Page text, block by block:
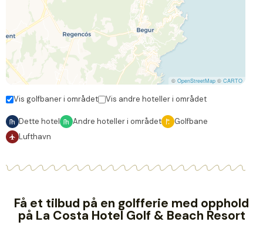
© OpenStreetMap © CARTO
Vis golfbaner i området Vis andre hoteller i området
Dette hotel Andre hoteller i området
Golfbane
Lufthavn
Få et tilbud på en golfferie med opphold
på La Costa Hotel Golf & Beach Resort